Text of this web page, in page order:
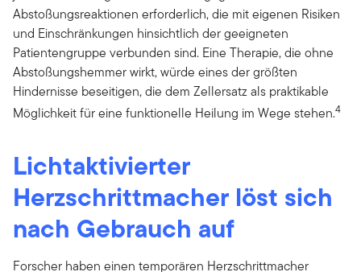
Abstoßungsreaktionen erforderlich, die mit eigenen Risiken
und Einschränkungen hinsichtlich der geeigneten
Patientengruppe verbunden sind. Eine Therapie, die ohne
Abstoßungshemmer wirkt, würde eines der größten
Hindernisse beseitigen, die dem Zellersatz als praktikable
Möglichkeit für eine funktionelle Heilung im Wege stehen.4
Lichtaktivierter
Herzschrittmacher löst sich
nach Gebrauch auf
Forscher haben einen temporären Herzschrittmacher